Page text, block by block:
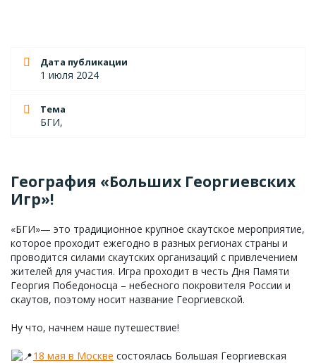
Дата публикации
1 июля 2024
Тема
БГИ,
География «Больших Георгиевских
Игр»!
«БГИ»— это традиционное крупное скаутское мероприятие,
которое проходит ежегодно в разных регионах страны и
проводится силами скаутских организаций с привлечением
жителей для участия. Игра проходит в честь Дня Памяти
Георгия Победоносца – небесного покровителя России и
скаутов, поэтому носит название Георгиевской.
Ну что, начнем наше путешествие!
18 мая в Москве состоялась Большая Георгиевская